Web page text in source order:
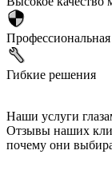
Профессиональная
Гибкие решения
Наши услуги
Отзывы наших
почему они